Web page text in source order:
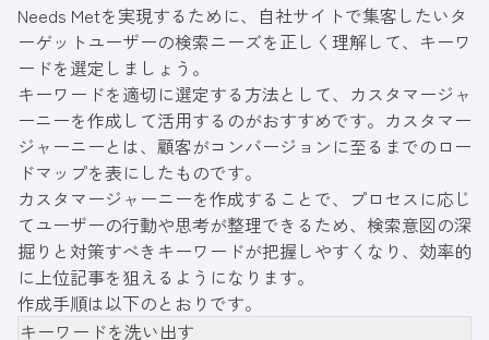
Needs Metを実現するために、自社サイトで集客したいタ
ーゲットユーザーの検索ニーズを正しく理解して、キーワ
ードを選定しましょう。
キーワードを適切に選定する方法として、カスタマージャ
ーニーを作成して活用するのがおすすめです。カスタマー
ジャーニーとは、顧客がコンバージョンに至るまでのロー
ドマップを表にしたものです。
カスタマージャーニーを作成することで、プロセスに応じ
てユーザーの行動や思考が整理できるため、検索意図の深
掘りと対策すべきキーワードが把握しやすくなり、効率的
に上位記事を狙えるようになります。
作成手順は以下のとおりです。
キーワードを洗い出す